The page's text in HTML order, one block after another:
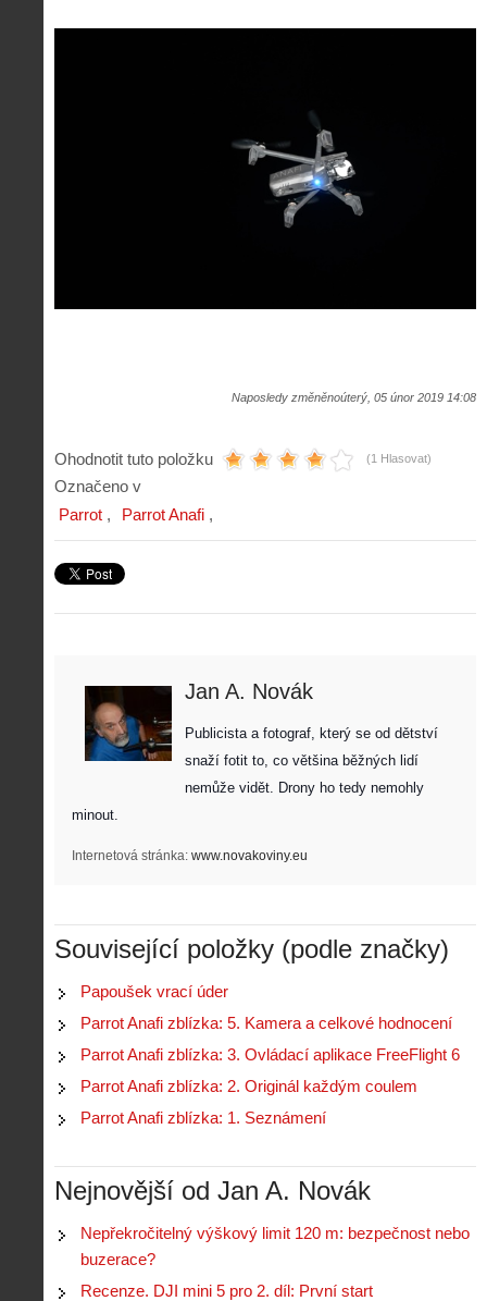
Naposledy změněnoúterý, 05 únor 2019 14:08
Ohodnotit tuto položku (1 Hlasovat)
Označeno v
Parrot
Parrot Anafi
Jan A. Novák
Publicista a fotograf, který se od dětství
snaží fotit to, co většina běžných lidí
nemůže vidět. Drony ho tedy nemohly
minout.
Internetová stránka: www.novakoviny.eu
Související položky (podle značky)
Papoušek vrací úder
Parrot Anafi zblízka: 5. Kamera a celkové hodnocení
Parrot Anafi zblízka: 3. Ovládací aplikace FreeFlight 6
Parrot Anafi zblízka: 2. Originál každým coulem
Parrot Anafi zblízka: 1. Seznámení
Nejnovější od Jan A. Novák
Nepřekročitelný výškový limit 120 m: bezpečnost nebo
buzerace?
Recenze. DJI mini 5 pro 2. díl: První start